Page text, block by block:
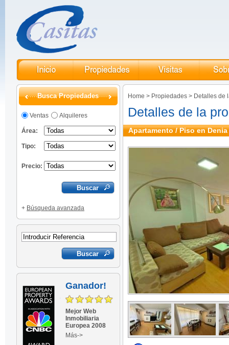
Busca Propiedades
Ventas Alquileres
Área:
Tipo:
Precio:
+ Búsqueda avanzada
Ganador!
Mejor Web
Inmobiliaria
Europea 2008
Más->
Home > Propiedades > Detalles de
Detalles de la
Apartamento / Piso en Denia